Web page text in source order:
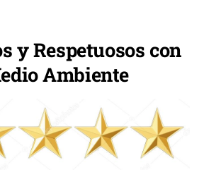
y Respetuosos con
Ambiente